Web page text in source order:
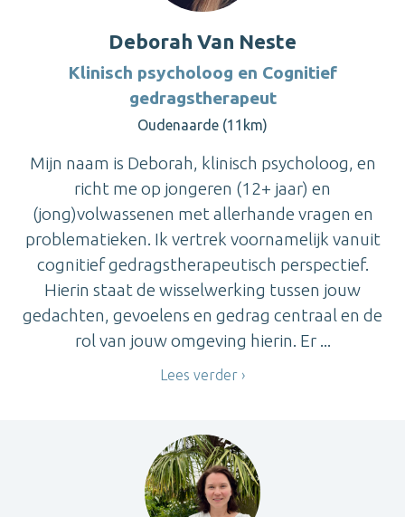
Deborah Van Neste
Klinisch psycholoog en Cognitief
gedragstherapeut
Oudenaarde (11km)
Mijn naam is Deborah, klinisch psycholoog, en
richt me op jongeren (12+ jaar) en
(jong)volwassenen met allerhande vragen en
problematieken. Ik vertrek voornamelijk vanuit
cognitief gedragstherapeutisch perspectief.
Hierin staat de wisselwerking tussen jouw
gedachten, gevoelens en gedrag centraal en de
rol van jouw omgeving hierin. Er ...
Lees verder